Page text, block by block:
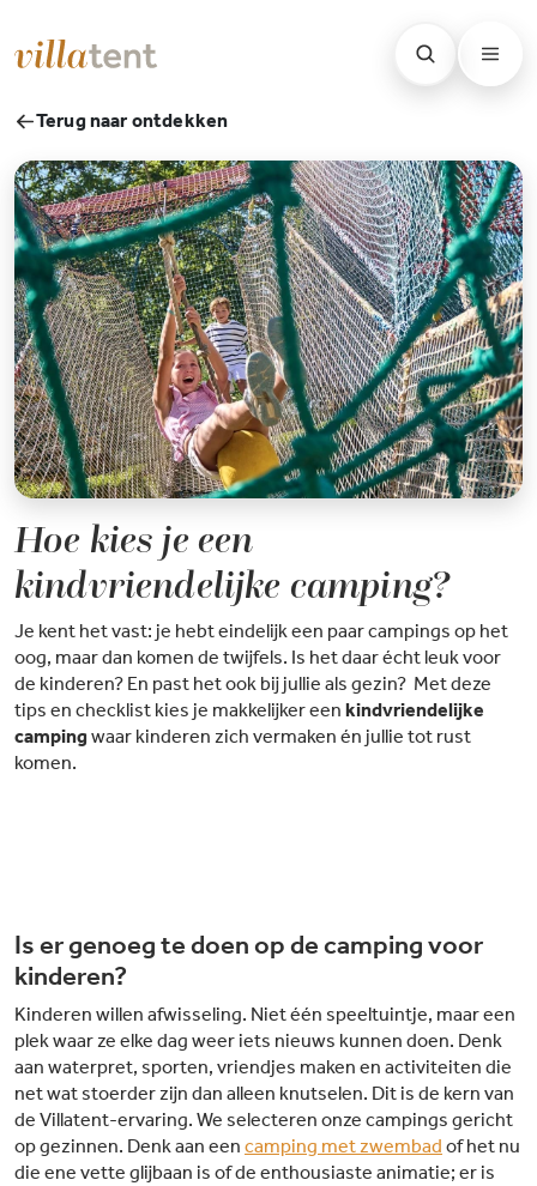
Terug naar ontdekken
Hoe kies je een
kindvriendelijke camping?
Je kent het vast: je hebt eindelijk een paar campings op het
oog, maar dan komen de twijfels. Is het daar écht leuk voor
de kinderen? En past het ook bij jullie als gezin? Met deze
tips en checklist kies je makkelijker een kindvriendelijke
camping waar kinderen zich vermaken én jullie tot rust
komen.
Is er genoeg te doen op de camping voor
kinderen?
Kinderen willen afwisseling. Niet één speeltuintje, maar een
plek waar ze elke dag weer iets nieuws kunnen doen. Denk
aan waterpret, sporten, vriendjes maken en activiteiten die
net wat stoerder zijn dan alleen knutselen. Dit is de kern van
de Villatent-ervaring. We selecteren onze campings gericht
op gezinnen. Denk aan een camping met zwembad of het nu
die ene vette glijbaan is of de enthousiaste animatie; er is